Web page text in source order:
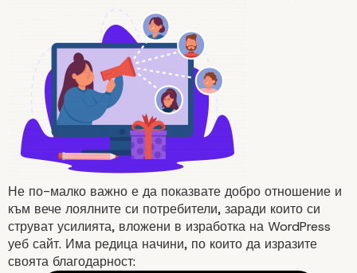
Постарайте се да останете
релевантни
Не по-малко важно е да показвате добро отношение и
към вече лоялните си потребители, заради които си
струват усилията, вложени в изработка на WordPress
уеб сайт. Има редица начини, по които да изразите
своята благодарност: